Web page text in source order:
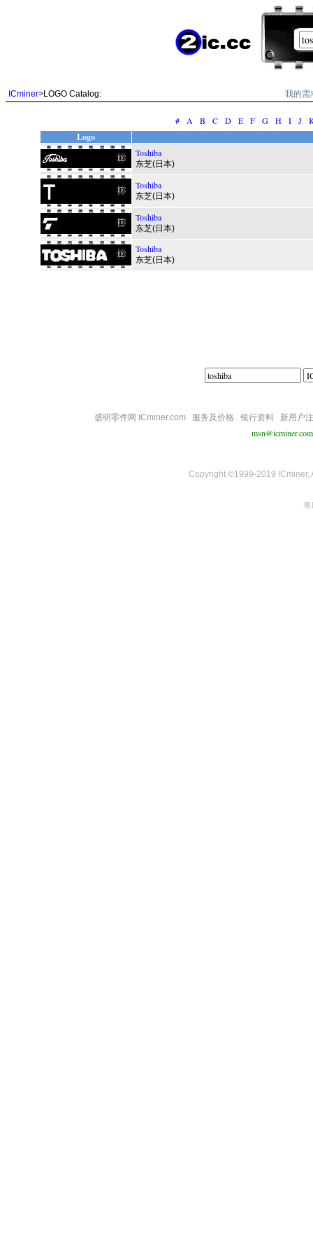
ICminer>LOGO Catalog: 我的需
# A B C D E F G H I J
Logo
Toshiba
东芝(日本)
Toshiba
东芝(日本)
Toshiba
东芝(日本)
Toshiba
东芝(日本)
盛明零件网 ICminer.com 服务及价格 银行资料 新用户
msn@icminer.com
Copyright ©1999-2019 ICminer,